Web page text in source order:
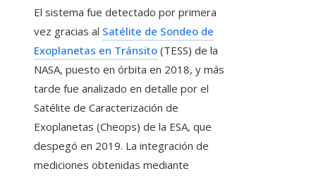
El sistema fue detectado por primera
vez gracias al Satélite de Sondeo de
Exoplanetas en Tránsito (TESS) de la
NASA, puesto en órbita en 2018, y más
tarde fue analizado en detalle por el
Satélite de Caracterización de
Exoplanetas (Cheops) de la ESA, que
despegó en 2019. La integración de
mediciones obtenidas mediante